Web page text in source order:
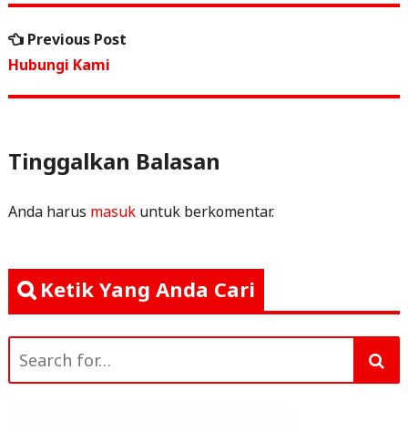
b
o
o
r
p
Navigasi
pos
Previous PostPrevious
Hubungi Kami
Tinggalkan Balasan
Anda harus masukuntuk berkomentar.
Ketik Yang Anda Cari
for: